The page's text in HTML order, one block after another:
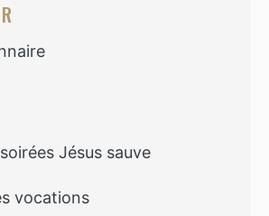
Jésus sauve
vocations